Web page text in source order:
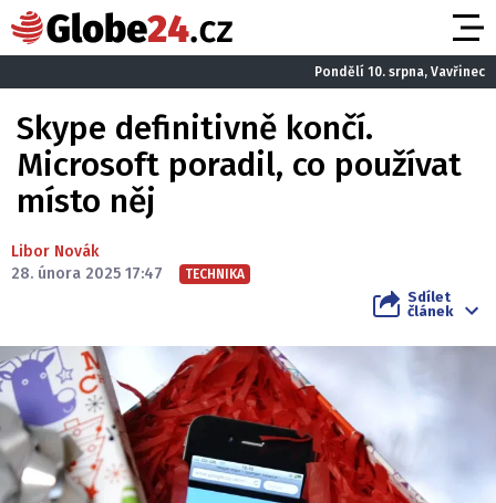
Pondělí 10. srpna, Vavřinec
Skype definitivně končí.
Microsoft poradil, co používat
místo něj
Libor Novák
28. února 2025 17:47
TECHNIKA
Sdílet
článek